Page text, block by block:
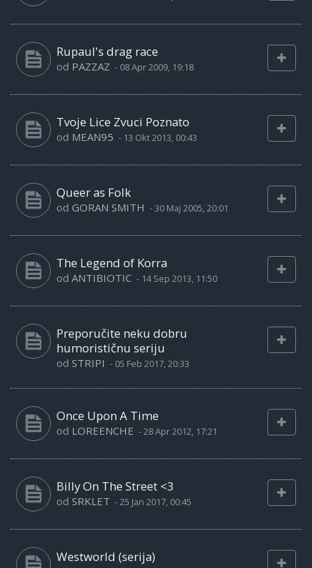
Rupaul's drag race
od PAZZAZ - 08 Apr 2009, 19:18
Tvoje Lice Zvuci Poznato
od MEAN95 - 13 Okt 2013, 00:43
Queer as Folk
od GORAN SMITH -30 Maj 2005, 20:01
The Legend of Korra
od ANTIBIOTIC - 14 Sep 2013, 11:50
Preporučite neku dobru
humorističnu seriju
od STRIPI - 05 Feb 2017, 20:33
Once Upon A Time
od LOREENCHE -28 Apr 2012, 17:21
Billy On The Street <3
od SRKLET -25 Jan 2017, 00:45
Westworld (serija)